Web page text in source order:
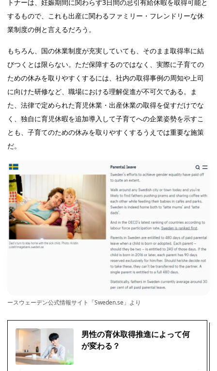
トナーは、妊娠期間に関わらず3日間の忌引有給休暇を取得可能と
するもので、これも出産に関わるファミリー・フレンドリーな休
業制度の例と言えるだろう。
もちろん、国の休業制度が充実していても、そのまま取得率に結
びつくとは限らない。ただ保障するのではなく、実際に子育ての
ための休みを取りやすくするには、社内の取得事例の周知や上司
に向けた研修など、職場における理解促進が不可欠である。ま
た、法律で定められた育児休業・出産休業の取得を促すだけでな
く、独自に育児休暇を追加導入して子育てへの企業姿勢を示すこ
とも、子育てのための休みを取りやすくするうえでは重要な施策
だ。
ースウェーデン公式情報サイト「Sweden.se」より
男性の育休取得推進によって何
が変わる？